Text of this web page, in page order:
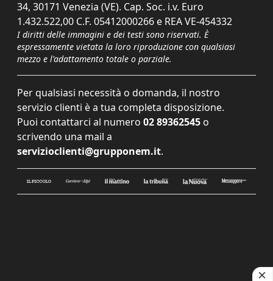
34, 30171 Venezia (VE). Cap. Soc. i.v. Euro
1.432.522,00 C.F. 05412000266 e REA VE-454332
I diritti delle immagini e dei testi sono riservati. È
espressamente vietata la loro riproduzione con qualsiasi
mezzo e l'adattamento totale o parziale.
Per qualsiasi necessità o domanda, il nostro
servizio clienti è a tua completa disposizione.
Puoi contattarci al numero 02 89362545 o
scrivendo una mail a
servizioclienti@grupponem.it.